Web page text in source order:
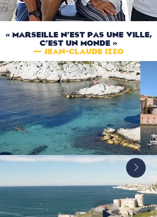
« Marseille n’est pas une ville,
c’est un monde »
— Jean-Claude Izzo